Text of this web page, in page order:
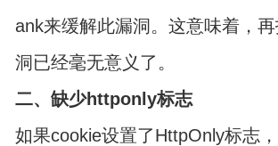
ank来缓解此漏洞。这意味着，
洞已经毫无意义了。
二、缺少httponly标志
如果cookie设置了HttpOnly标志